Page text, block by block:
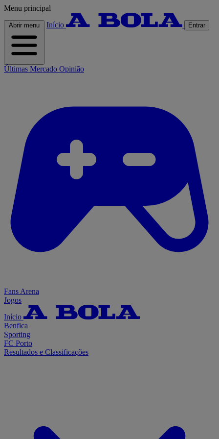
Menu principal
Abrir menu Início Entrar
Últimas Mercado Opinião
Fans Arena
Jogos
Início
Benfica
Sporting
FC Porto
Resultados e Classificações